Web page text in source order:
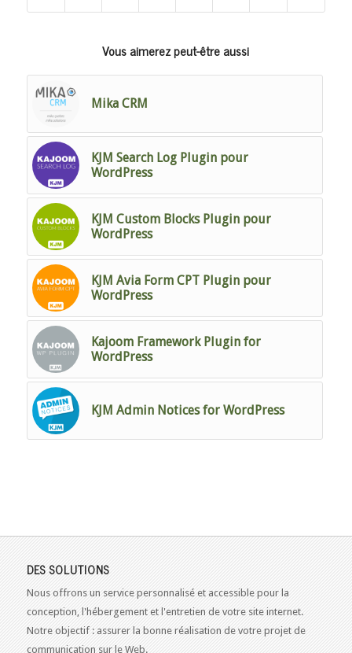
Vous aimerez peut-être aussi
Mika CRM
KJM Search Log Plugin pour
WordPress
KJM Custom Blocks Plugin pour
WordPress
KJM Avia Form CPT Plugin pour
WordPress
Kajoom Framework Plugin for
WordPress
KJM Admin Notices for WordPress
DES SOLUTIONS
Nous offrons un service personnalisé et accessible pour la
conception, l'hébergement et l'entretien de votre site internet.
Notre objectif : assurer la bonne réalisation de votre projet de
communication sur le Web.